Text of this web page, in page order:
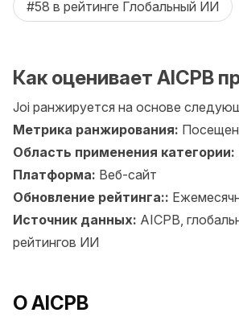
#58 в рейтинге Глобальный ИИ
Как оценивает AICPB
Joi ранжируется на основе
Метрика ранжирования:
Область применения категории:
Платформа: Веб-сайт
Обновление рейтинга::
Источник данных: AICPB,
рейтингов ИИ
О AICPB